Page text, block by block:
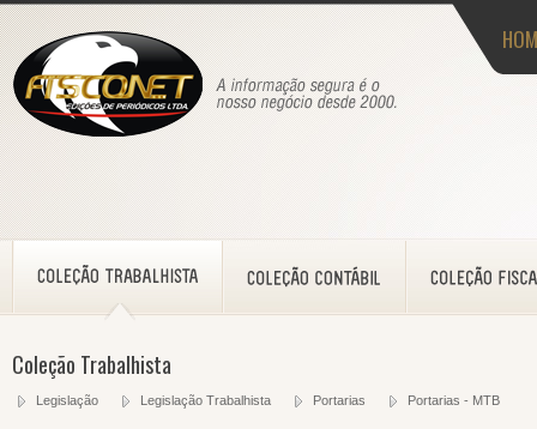
Coleção Trabalhista
Legislação Legislação Trabalhista Portarias Portarias - MTB